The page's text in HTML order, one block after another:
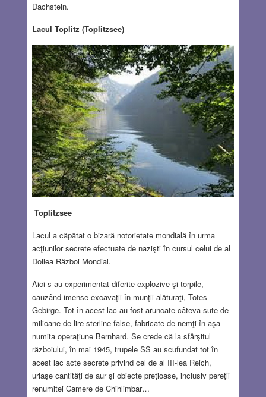
Dachstein.
Lacul Toplitz (Toplitzsee)
Toplitzsee
Lacul a căpătat o bizară notorietate mondială în urma
acţiunilor secrete efectuate de nazişti în cursul celui de al
Doilea Război Mondial.
Aici s-au experimentat diferite explozive şi torpile,
cauzând imense excavaţii în munţii alăturaţi, Totes
Gebirge. Tot în acest lac au fost aruncate câteva sute de
milioane de lire sterline false, fabricate de nemţi în aşa-
numita operaţiune Bernhard. Se crede că la sfârşitul
războiului, în mai 1945, trupele SS au scufundat tot în
acest lac acte secrete privind cel de al III-lea Reich,
uriaşe cantităţi de aur şi obiecte preţioase, inclusiv pereţii
renumitei Camere de Chihlimbar…